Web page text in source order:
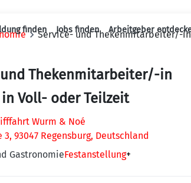
Haupt-Navigation
finden Jobs finden Arbeitgeber
Service- und Thekenmitarbeiter/-
Thekenmitarbeiter/-in
Voll- oder Teilzeit
Wurm & Noé
3, 93047 Regensburg, Deutschland
GastronomieFestanstellung+